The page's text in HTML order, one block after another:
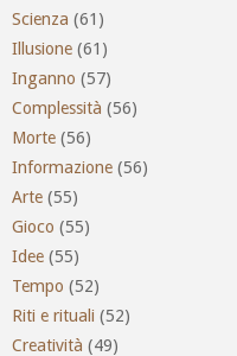
Scienza (61)
Illusione (61)
Inganno (57)
Complessità (56)
Morte (56)
Informazione (56)
Arte (55)
Gioco (55)
Idee (55)
Tempo (52)
Riti e rituali (52)
Creatività (49)